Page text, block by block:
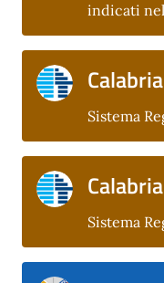
indicati
Sistema
Sistema